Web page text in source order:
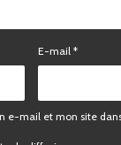
E-mail *
e-mail et mon site